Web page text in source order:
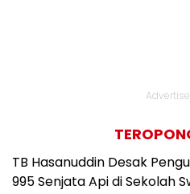
TB Hasanuddin Desak
995 Senjata Api di Sekolah